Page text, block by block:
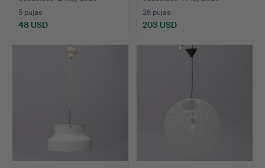
5 pujas
48 USD
26 pujas
203 USD